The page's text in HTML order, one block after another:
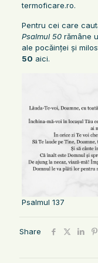
termoficare.ro.
Pentru cei care
Psalmul 50rămâne
ale pocăinței și
50 aici.
Psalmul 137
Share